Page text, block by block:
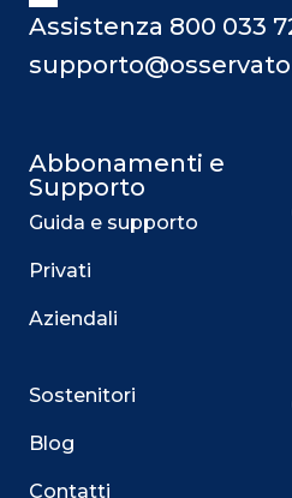
Assistenza 800 033
Abbonamenti e
Supporto
Guida e supporto
Privati
Aziendali
Sostenitori
Blog
Contatti